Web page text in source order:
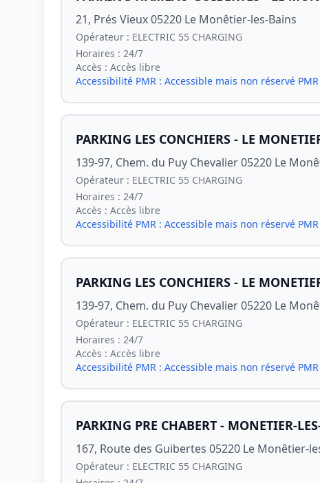
21, Prés Vieux 05220 Le Monêtier-les-Bains
Opérateur : ELECTRIC 55 CHARGING
Horaires : 24/7
Accès : Accès libre
Accessibilité PMR : Accessible mais non réservé PMR
PARKING LES CONCHIERS - LE
139-97, Chem. du Puy Chevalier 05220 Le
Opérateur : ELECTRIC 55 CHARGING
Horaires : 24/7
Accès : Accès libre
Accessibilité PMR : Accessible mais non réservé PMR
PARKING LES CONCHIERS - LE
139-97, Chem. du Puy Chevalier 05220 Le
Opérateur : ELECTRIC 55 CHARGING
Horaires : 24/7
Accès : Accès libre
Accessibilité PMR : Accessible mais non réservé PMR
PARKING PRE CHABERT - MONETIER-
167, Route des Guibertes 05220 Le Monêtier-
Opérateur : ELECTRIC 55 CHARGING